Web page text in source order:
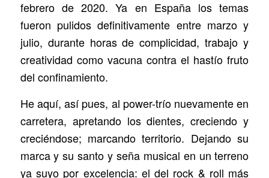
febrero de 2020. Ya en España los temas
fueron pulidos definitivamente entre marzo y
julio, durante horas de complicidad, trabajo y
creatividad como vacuna contra el hastío fruto
del confinamiento.
He aquí, así pues, al power-trío nuevamente en
carretera, apretando los dientes, creciendo y
creciéndose; marcando territorio. Dejando su
marca y su santo y seña musical en un terreno
ya suyo por excelencia: el del rock & roll más